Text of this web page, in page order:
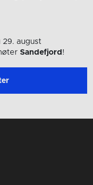
29. august
Sandefjord !